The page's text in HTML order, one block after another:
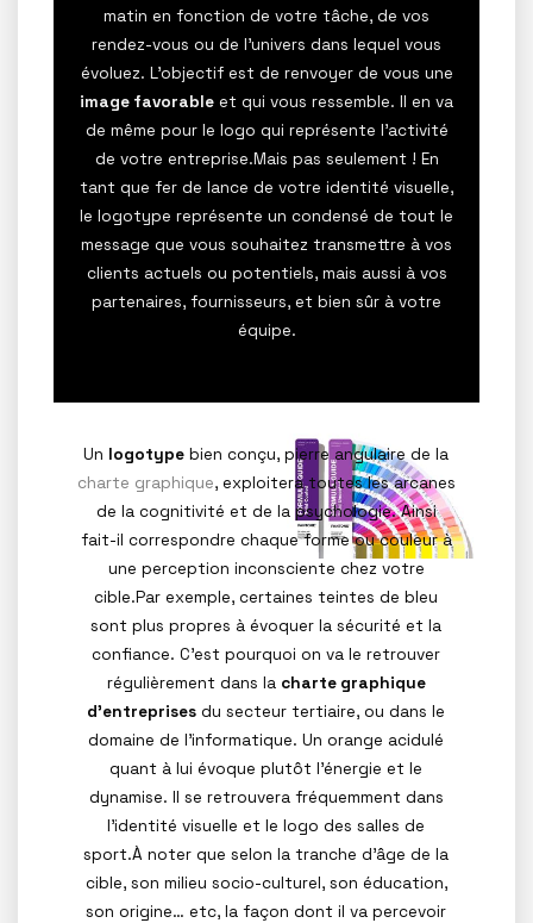
matin en fonction de votre tâche, de vos
rendez-vous ou de l’univers dans lequel vous
évoluez. L’objectif est de renvoyer de vous une
image favorable et qui vous ressemble. Il en va
de même pour le logo qui représente l’activité
de votre entreprise.Mais pas seulement ! En
tant que fer de lance de votre identité visuelle,
le logotype représente un condensé de tout le
message que vous souhaitez transmettre à vos
clients actuels ou potentiels, mais aussi à vos
partenaires, fournisseurs, et bien sûr à votre
équipe.
Un logotype bien conçu, pierre angulaire de la
charte graphique, exploitera toutes les arcanes
de la cognitivité et de la psychologie. Ainsi
fait-il correspondre chaque forme ou couleur à
une perception inconsciente chez votre
cible.Par exemple, certaines teintes de bleu
sont plus propres à évoquer la sécurité et la
confiance. C’est pourquoi on va le retrouver
régulièrement dans la charte graphique
d’entreprises du secteur tertiaire, ou dans le
domaine de l’informatique. Un orange acidulé
quant à lui évoque plutôt l’énergie et le
dynamise. Il se retrouvera fréquemment dans
l’identité visuelle et le logo des salles de
sport.À noter que selon la tranche d’âge de la
cible, son milieu socio-culturel, son éducation,
son origine… etc, la façon dont il va percevoir